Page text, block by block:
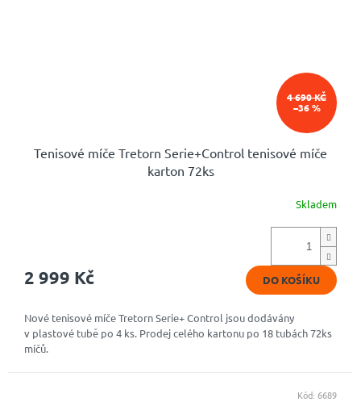
4 690 KČ
–36 %
Tenisové míče Tretorn Serie+Control tenisové míče
karton 72ks
z
hvězdiček.
Skladem
2 999 Kč DO KOŠÍKU
Nové tenisové míče Tretorn Serie+ Control jsou dodávány
v plastové tubě po 4 ks. Prodej celého kartonu po 18 tubách 72ks
míčů.
Kód: 6689